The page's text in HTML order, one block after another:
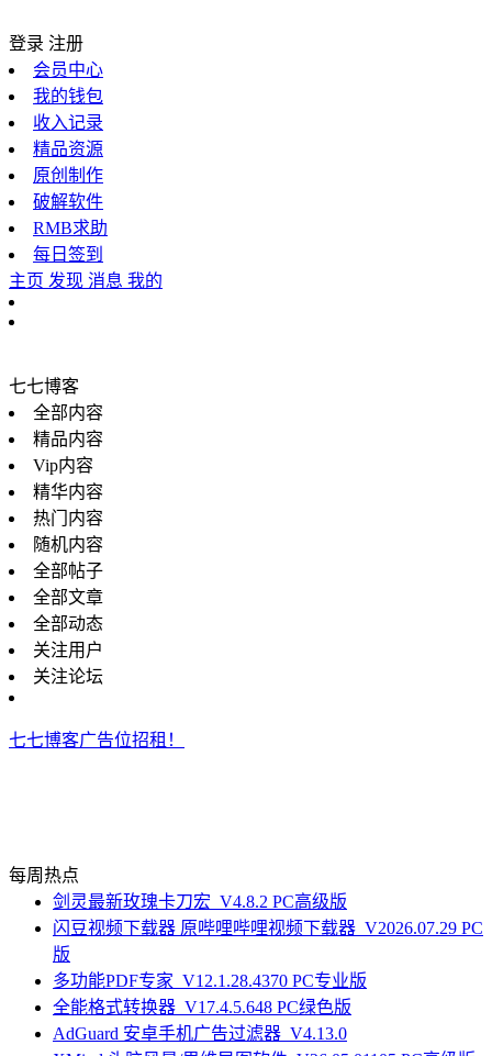
登录 注册
会员中心
我的钱包
收入记录
精品资源
原创制作
破解软件
RMB求助
每日签到
主页 发现 消息 我的
七七博客
全部内容
精品内容
Vip内容
精华内容
热门内容
随机内容
全部帖子
全部文章
全部动态
关注用户
关注论坛
七七博客广告位招租！
每周热点
剑灵最新玫瑰卡刀宏_V4.8.2 PC高级版
闪豆视频下载器 原哔哩哔哩视频下载器_V2026.07.29 PC
版
多功能PDF专家_V12.1.28.4370 PC专业版
全能格式转换器_V17.4.5.648 PC绿色版
AdGuard 安卓手机广告过滤器_V4.13.0